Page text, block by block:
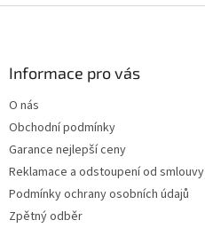
Informace pro vás
O nás
Obchodní podmínky
Garance nejlepší ceny
Reklamace a odstoupení od smlouvy
Podmínky ochrany osobních údajů
Zpětný odběr